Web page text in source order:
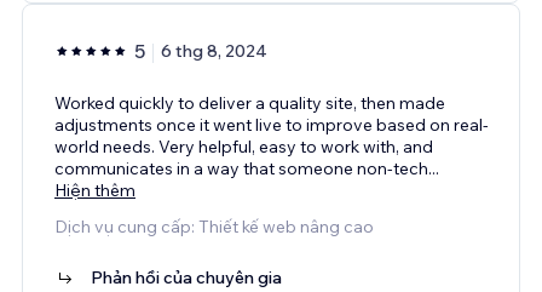
5 6 thg 8, 2024
Worked quickly to deliver a quality site, then made
adjustments once it went live to improve based on real-
world needs. Very helpful, easy to work with, and
communicates in a way that someone non-tech...
Hiện thêm
Dịch vụ cung cấp: Thiết kế web nâng cao
Phản hồi của chuyên gia